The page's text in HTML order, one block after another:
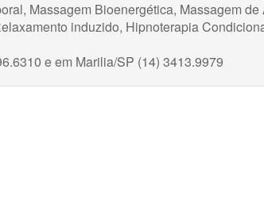
Massagem Bioenergética, Massagem de
induzido, Hipnoterapia
e em Marilia/SP (14) 3413.9979